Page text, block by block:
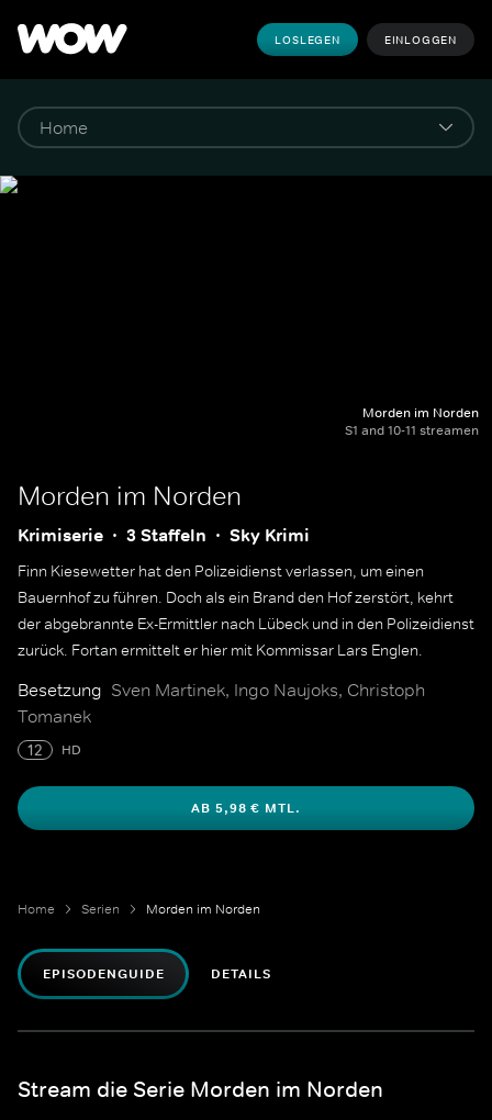
LOSLEGEN EINLOGGEN
Morden im Norden
S1 and 10-11 streamen
Morden im Norden
Krimiserie 3 Staffeln Sky Krimi
Finn Kiesewetter hat den Polizeidienst verlassen, um einen
Bauernhof zu führen. Doch als ein Brand den Hof zerstört, kehrt
der abgebrannte Ex-Ermittler nach Lübeck und in den Polizeidienst
zurück. Fortan ermittelt er hier mit Kommissar Lars Englen.
Besetzung Sven Martinek, Ingo Naujoks, Christoph
Tomanek
12 HD
AB 5,98 € MTL.
Home Serien Morden im Norden
EPISODENGUIDE DETAILS
Stream die Serie Morden im Norden